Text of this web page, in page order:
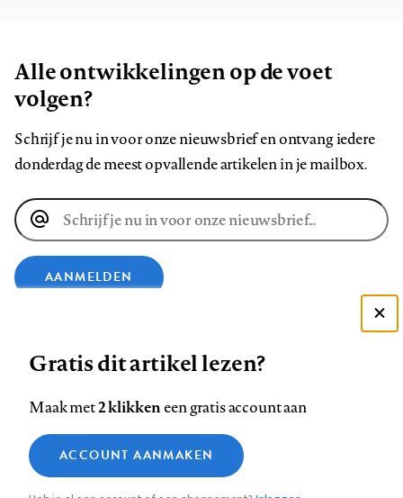
Alle ontwikkelingen op de voet
volgen?
Schrijf je nu in voor onze nieuwsbrief en ontvang iedere
donderdag de meest opvallende artikelen in je mailbox.
E-
mailadres
AANMELDEN
op
Facebook
op
LinkedIn
op
Bluesky
ons
op
InstagramYouTube
Footer
Contact Colofon Disclaimer Privacy
Medische vragen verdienen
betrouwbare antwoorden
Zie onze cookie policy
Analytische cookies
Gratis dit artikel lezen?
Maak met2 klikkeneen gratis account aan
ACCOUNT AANMAKEN